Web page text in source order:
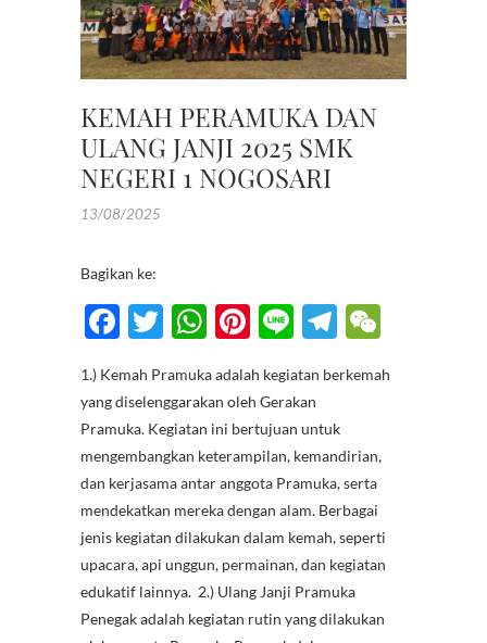
KEMAH PERAMUKA DAN
ULANG JANJI 2025 SMK
NEGERI 1 NOGOSARI
13/08/2025
Bagikan ke:
F
e
b
o
o
k
T
itt
er
W
at
s
A
p
p
Pi
er
es
t
Li
e
T
e
gr
a
m
C
at
1.) Kemah Pramuka adalah kegiatan berkemah
yang diselenggarakan oleh Gerakan
Pramuka. Kegiatan ini bertujuan untuk
mengembangkan keterampilan, kemandirian,
dan kerjasama antar anggota Pramuka, serta
mendekatkan mereka dengan alam. Berbagai
jenis kegiatan dilakukan dalam kemah, seperti
upacara, api unggun, permainan, dan kegiatan
edukatif lainnya. 2.) Ulang Janji Pramuka
Penegak adalah kegiatan rutin yang dilakukan